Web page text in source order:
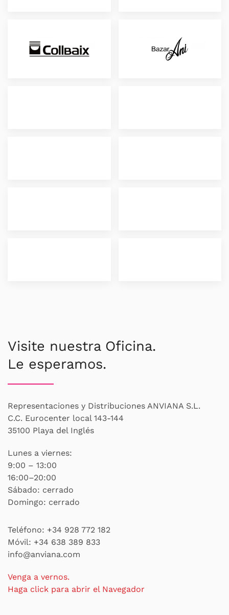
Visite nuestra Oficina.
Le esperamos.
Representaciones y Distribuciones ANVIANA S.L.
C.C. Eurocenter local 143-144
35100 Playa del Inglés
Lunes a viernes:
9:00 – 13:00
16:00–20:00
Sábado: cerrado
Domingo: cerrado
Teléfono: +34 928 772 182
Móvil: +34 638 389 833
info@anviana.com
Venga a vernos.
Haga click para abrir el Navegador